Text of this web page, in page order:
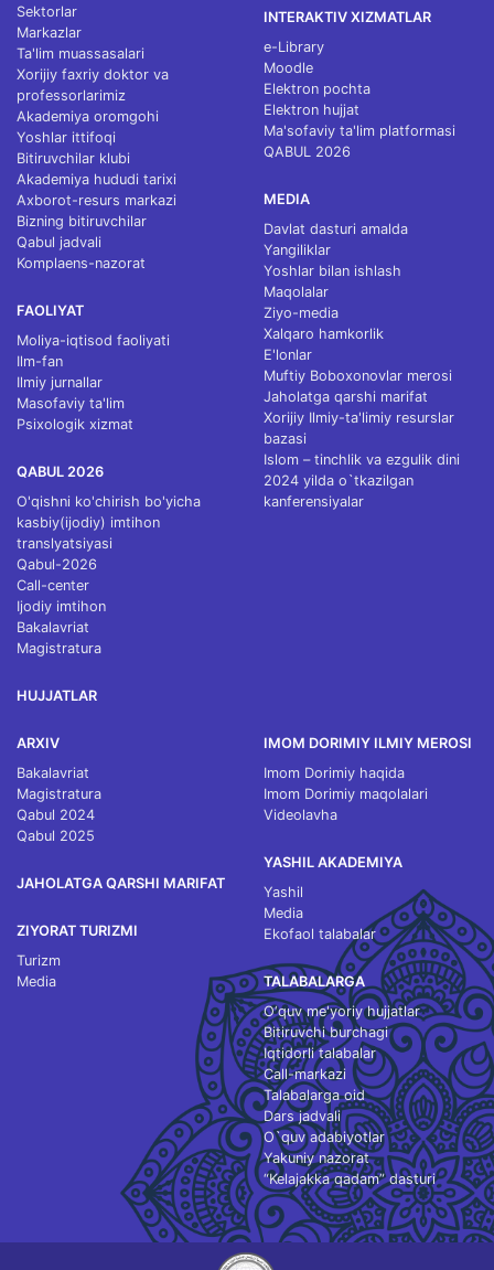
Sektorlar
Markazlar
Ta'lim muassasalari
Xorijiy faxriy doktor va
professorlarimiz
Akademiya oromgohi
Yoshlar ittifoqi
Bitiruvchilar klubi
Akademiya hududi tarixi
Axborot-resurs markazi
Bizning bitiruvchilar
Qabul jadvali
Komplaens-nazorat
FAOLIYAT
Moliya-iqtisod faoliyati
Ilm-fan
Ilmiy jurnallar
Masofaviy ta'lim
Psixologik xizmat
QABUL 2026
O'qishni ko'chirish bo'yicha
kasbiy(ijodiy) imtihon
translyatsiyasi
Qabul-2026
Call-center
Ijodiy imtihon
Bakalavriat
Magistratura
HUJJATLAR
INTERAKTIV XIZMATLAR
e-Library
Moodle
Elektron pochta
Elektron hujjat
Ma'sofaviy ta'lim platformasi
QABUL 2026
MEDIA
Davlat dasturi amalda
Yangiliklar
Yoshlar bilan ishlash
Maqolalar
Ziyo-media
Xalqaro hamkorlik
E'lonlar
Muftiy Boboxonovlar merosi
Jaholatga qarshi marifat
Xorijiy Ilmiy-ta'limiy resurslar
bazasi
Islom – tinchlik va ezgulik dini
2024 yilda o`tkazilgan
kanferensiyalar
ARXIV
Bakalavriat
Magistratura
Qabul 2024
Qabul 2025
JAHOLATGA QARSHI MARIFAT
ZIYORAT TURIZMI
Turizm
Media
IMOM DORIMIY ILMIY MEROSI
Imom Dorimiy haqida
Imom Dorimiy maqolalari
Videolavha
YASHIL AKADEMIYA
Yashil
Media
Ekofaol talabalar
TALABALARGA
O‘quv me'yoriy hujjatlar
Bitiruvchi burchagi
Iqtidorli talabalar
Call-markazi
Talabalarga oid
Dars jadvali
O`quv adabiyotlar
Yakuniy nazorat
“Kelajakka qadam” dasturi